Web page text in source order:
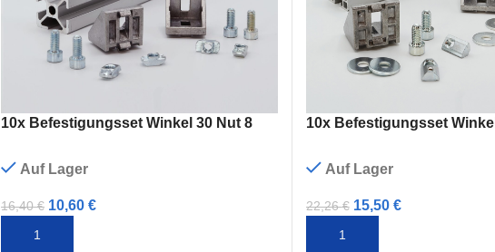
Am
10x Befestigungsset Winkel 30 Nut 8
Auf Lager
16,40€ 10,60 €
IN DEN WARENKORB
10x Befestigungsset
Auf Lager
22,26€ 15,50 €
IN DEN WARENKORB